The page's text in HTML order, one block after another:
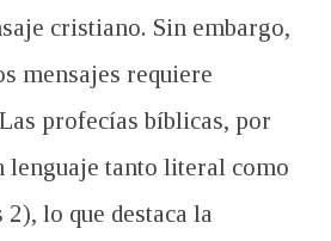
cristiano. Sin embargo,
mensajes requiere
profecías bíblicas, por
lenguaje tanto literal como
lo que destaca la